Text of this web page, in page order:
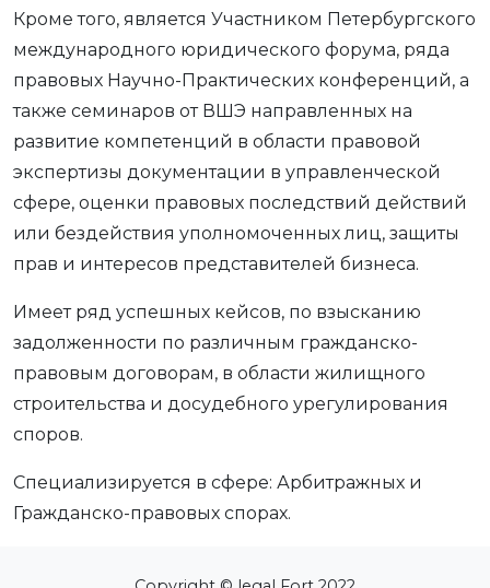
Кроме того, является Участником Петербургского
международного юридического форума, ряда
правовых Научно-Практических конференций, а
также семинаров от ВШЭ направленных на
развитие компетенций в области правовой
экспертизы документации в управленческой
сфере, оценки правовых последствий действий
или бездействия уполномоченных лиц, защиты
прав и интересов представителей бизнеса.
Имеет ряд успешных кейсов, по взысканию
задолженности по различным гражданско-
правовым договорам, в области жилищного
строительства и досудебного урегулирования
споров.
Специализируется в сфере: Арбитражных и
Гражданско-правовых спорах.